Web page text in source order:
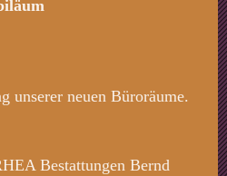
unserer neuen Büroräume.
Bestattungen Bernd